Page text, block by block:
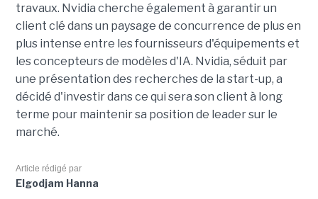
travaux. Nvidia cherche également à garantir un
client clé dans un paysage de concurrence de plus en
plus intense entre les fournisseurs d'équipements et
les concepteurs de modèles d'IA. Nvidia, séduit par
une présentation des recherches de la start-up, a
décidé d'investir dans ce qui sera son client à long
terme pour maintenir sa position de leader sur le
marché.
Article rédigé par
Elgodjam Hanna